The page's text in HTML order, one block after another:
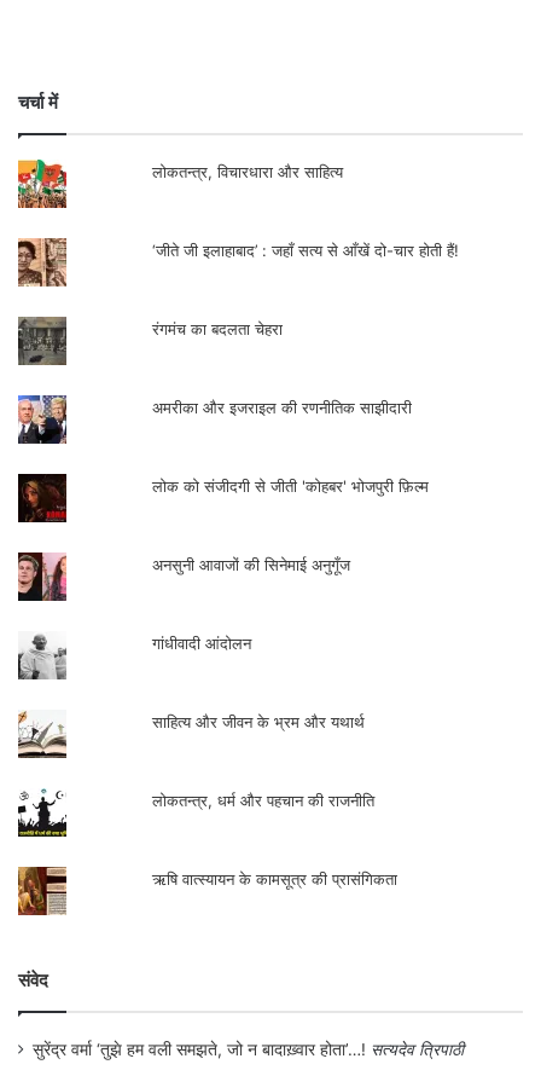
चर्चा में
लोकतन्त्र, विचारधारा और साहित्य
‘जीते जी इलाहाबाद’ : जहाँ सत्य से आँखें दो-चार होती हैं!
रंगमंच का बदलता चेहरा
अमरीका और इजराइल की रणनीतिक साझीदारी
लोक को संजीदगी से जीती 'कोहबर' भोजपुरी फ़िल्म
अनसुनी आवाजों की सिनेमाई अनुगूँज
गांधीवादी आंदोलन
साहित्य और जीवन के भ्रम और यथार्थ
लोकतन्त्र, धर्म और पहचान की राजनीति
ऋषि वात्स्यायन के कामसूत्र की प्रासंगिकता
संवेद
सुरेंद्र वर्मा ‘तुझे हम वली समझते, जो न बादाख़्वार होता’…! सत्यदेव त्रिपाठी